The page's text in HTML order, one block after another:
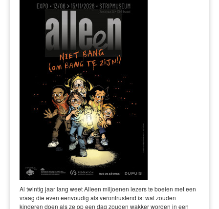
Al twintig jaar lang weet Alleen miljoenen lezers te boeien met een
vraag die even eenvoudig als verontrustend is: wat zouden
kinderen doen als ze op een dag zouden wakker worden in een